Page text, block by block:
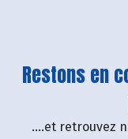
Restons en
....et retrouvez